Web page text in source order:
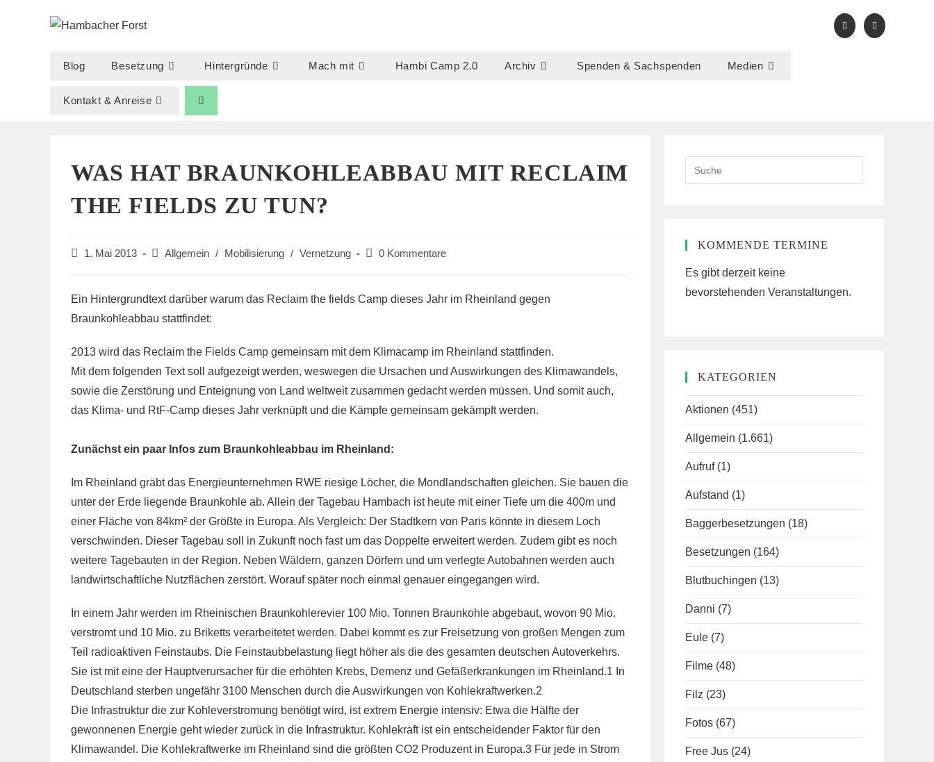
Blog Besetzung Hintergründe Mach mit Hambi Camp 2.0 Archiv Spenden & Sachspenden Medien
Kontakt & Anreise
WAS HAT BRAUNKOHLEABBAU MIT RECLAIM
THE FIELDS ZU TUN?
Beitrag
1. Mai 2013
Beitrags-
Allgemein / Mobilisierung / Vernetzung
Beitrags-
0 Kommentare
Ein Hintergrundtext darüber warum das Reclaim the fields Camp dieses Jahr im Rheinland gegen
Braunkohleabbau stattfindet:
2013 wird das Reclaim the Fields Camp gemeinsam mit dem Klimacamp im Rheinland stattfinden.
Mit dem folgenden Text soll aufgezeigt werden, weswegen die Ursachen und Auswirkungen des Klimawandels,
sowie die Zerstörung und Enteignung von Land weltweit zusammen gedacht werden müssen. Und somit auch,
das Klima- und RtF-Camp dieses Jahr verknüpft und die Kämpfe gemeinsam gekämpft werden.
Zunächst ein paar Infos zum Braunkohleabbau im Rheinland:
Im Rheinland gräbt das Energieunternehmen RWE riesige Löcher, die Mondlandschaften gleichen. Sie bauen die
unter der Erde liegende Braunkohle ab. Allein der Tagebau Hambach ist heute mit einer Tiefe um die 400m und
einer Fläche von 84km² der Größte in Europa. Als Vergleich: Der Stadtkern von Paris könnte in diesem Loch
verschwinden. Dieser Tagebau soll in Zukunft noch fast um das Doppelte erweitert werden. Zudem gibt es noch
weitere Tagebauten in der Region. Neben Wäldern, ganzen Dörfern und um verlegte Autobahnen werden auch
landwirtschaftliche Nutzflächen zerstört. Worauf später noch einmal genauer eingegangen wird.
In einem Jahr werden im Rheinischen Braunkohlerevier 100 Mio. Tonnen Braunkohle abgebaut, wovon 90 Mio.
verstromt und 10 Mio. zu Briketts verarbeitetet werden. Dabei kommt es zur Freisetzung von großen Mengen zum
Teil radioaktiven Feinstaubs. Die Feinstaubbelastung liegt höher als die des gesamten deutschen Autoverkehrs.
Sie ist mit eine der Hauptverursacher für die erhöhten Krebs, Demenz und Gefäßerkrankungen im Rheinland.1 In
Deutschland sterben ungefähr 3100 Menschen durch die Auswirkungen von Kohlekraftwerken.2
Die Infrastruktur die zur Kohleverstromung benötigt wird, ist extrem Energie intensiv: Etwa die Hälfte der
gewonnenen Energie geht wieder zurück in die Infrastruktur. Kohlekraft ist ein entscheidender Faktor für den
Klimawandel. Die Kohlekraftwerke im Rheinland sind die größten CO2 Produzent in Europa.3 Für jede in Strom
this
KOMMENDE TERMINE
Es gibt derzeit keine
bevorstehenden Veranstaltungen.
KATEGORIEN
Aktionen (451)
Allgemein (1.661)
Aufruf (1)
Aufstand (1)
Baggerbesetzungen (18)
Besetzungen (164)
Blutbuchingen (13)
Danni (7)
Eule (7)
Filme (48)
Filz (23)
Fotos (67)
Free Jus (24)